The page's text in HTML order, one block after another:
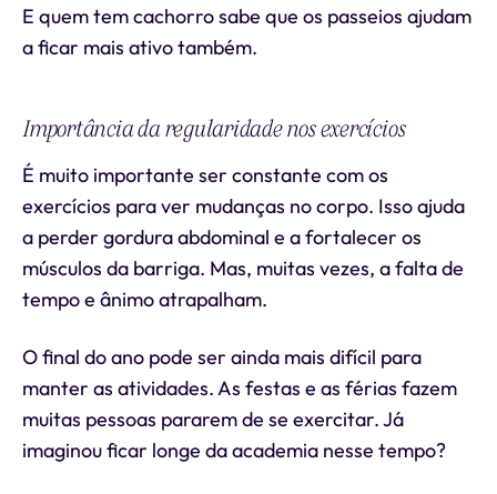
E quem tem cachorro sabe que os passeios ajudam
a ficar mais ativo também.
Importância da regularidade nos exercícios
É muito importante ser constante com os
exercícios para ver mudanças no corpo. Isso ajuda
a perder gordura abdominal e a fortalecer os
músculos da barriga. Mas, muitas vezes, a falta de
tempo e ânimo atrapalham.
O final do ano pode ser ainda mais difícil para
manter as atividades. As festas e as férias fazem
muitas pessoas pararem de se exercitar. Já
imaginou ficar longe da academia nesse tempo?